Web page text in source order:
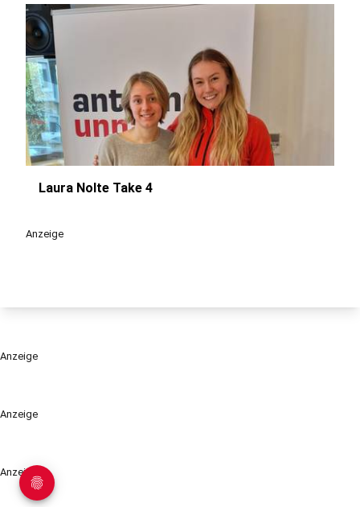
Anzeige
Anzeige
Laura Nolte Take 4
Anzeige
Anzeige